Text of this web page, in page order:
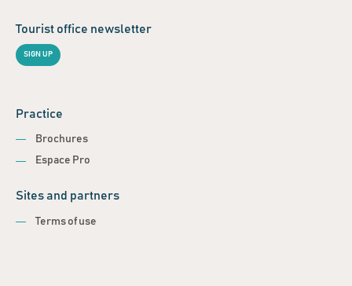
Tourist office newsletter
SIGN UP
Practice
Brochures
Espace Pro
Sites and partners
Terms of use